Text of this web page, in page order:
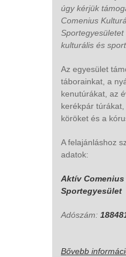
úgy kérjük
Comenius
kulturális és
Az egyesület
táborainkat, a
kenutúrákat, az
kerékpár
köröket és a
A felajánláshoz
adatok:
Aktív
Sportegyesület
Adószám:
Bővebb